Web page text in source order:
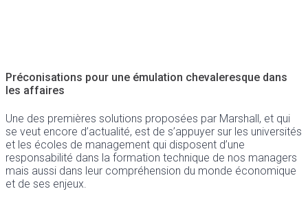
Préconisations pour une émulation chevaleresque dans
les affaires
Une des premières solutions proposées par Marshall, et qui
se veut encore d’actualité, est de s’appuyer sur les universités
et les écoles de management qui disposent d’une
responsabilité dans la formation technique de nos managers
mais aussi dans leur compréhension du monde économique
et de ses enjeux.